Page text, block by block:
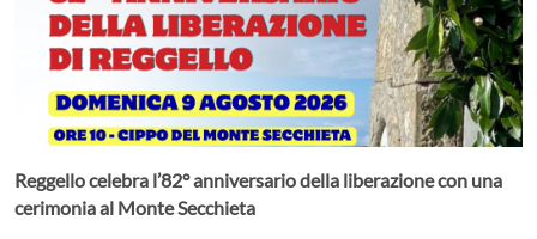
Reggello celebra l’82° anniversario della liberazione con una
cerimonia al Monte Secchieta